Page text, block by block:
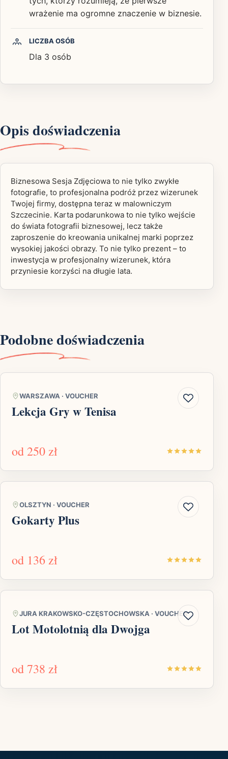
wrażenie ma ogromne znaczenie w biznesie.
LICZBA OSÓB
Dla 3 osób
Opis doświadczenia
Biznesowa Sesja Zdjęciowa to nie tylko zwykłe
fotografie, to profesjonalna podróż przez wizerunek
Twojej firmy, dostępna teraz w malowniczym
Szczecinie. Karta podarunkowa to nie tylko wejście
do świata fotografii biznesowej, lecz także
zaproszenie do kreowania unikalnej marki poprzez
wysokiej jakości obrazy. To nie tylko prezent – to
inwestycja w profesjonalny wizerunek, która
przyniesie korzyści na długie lata.
Podobne doświadczenia
WARSZAWA · VOUCHER
Lekcja Gry w Tenisa
od 250 zł
OLSZTYN · VOUCHER
Gokarty Plus
od 136 zł
JURA KRAKOWSKO-CZĘSTOCHOWSKA · VOUCHER
Lot Motolotnią dla Dwojga
od738 zł